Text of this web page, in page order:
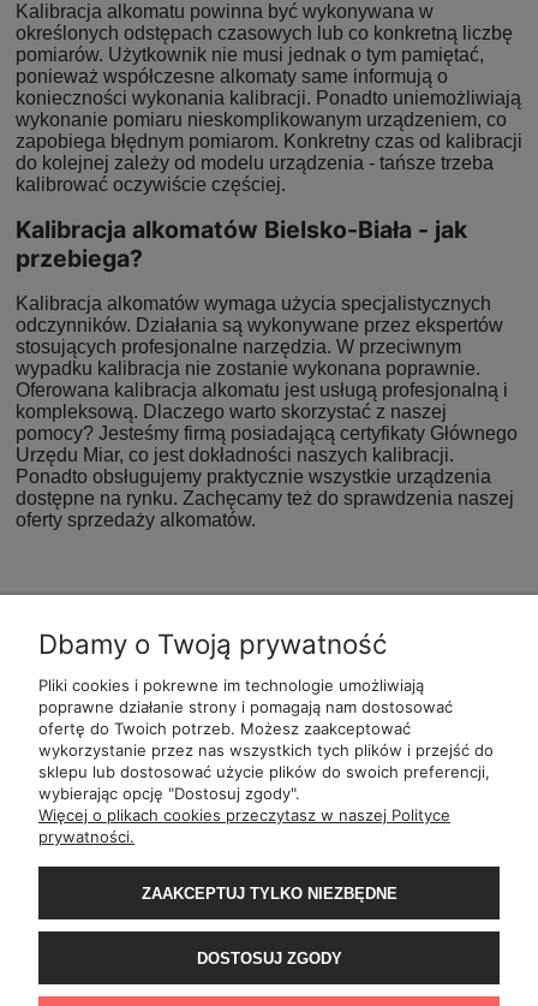
Kalibracja alkomatu powinna być wykonywana w
określonych odstępach czasowych lub co konkretną liczbę
pomiarów. Użytkownik nie musi jednak o tym pamiętać,
ponieważ współczesne alkomaty same informują o
konieczności wykonania kalibracji. Ponadto uniemożliwiają
wykonanie pomiaru nieskomplikowanym urządzeniem, co
zapobiega błędnym pomiarom. Konkretny czas od kalibracji
do kolejnej zależy od modelu urządzenia - tańsze trzeba
kalibrować oczywiście częściej.
Kalibracja alkomatów Bielsko-Biała - jak
przebiega?
Kalibracja alkomatów wymaga użycia specjalistycznych
odczynników. Działania są wykonywane przez ekspertów
stosujących profesjonalne narzędzia. W przeciwnym
wypadku kalibracja nie zostanie wykonana poprawnie.
Oferowana kalibracja alkomatu jest usługą profesjonalną i
kompleksową. Dlaczego warto skorzystać z naszej
pomocy? Jesteśmy firmą posiadającą certyfikaty Głównego
Urzędu Miar, co jest dokładności naszych kalibracji.
Ponadto obsługujemy praktycznie wszystkie urządzenia
dostępne na rynku. Zachęcamy też do sprawdzenia naszej
oferty sprzedaży alkomatów.
POMOC
POLECANE
ALKOMATY
BĄDŹ NA
BIEŻĄCO
ul.
Św. Filipa
Al.Jerozolimskie
Wały Piastowskie 1
ul.
ul.ul. 1-go Maja
ul.Franciszka z
ul.Wiertnicza
Dbamy o Twoją prywatność
Pliki cookies i pokrewne im technologie umożliwiają
poprawne działanie strony i pomagają nam dostosować
ofertę do Twoich potrzeb. Możesz zaakceptować
wykorzystanie przez nas wszystkich tych plików i przejść do
sklepu lub dostosować użycie plików do swoich preferencji,
wybierając opcję "Dostosuj zgody".
Więcej o plikach cookies przeczytasz w naszej Polityce
prywatności.
ZAAKCEPTUJ TYLKO NIEZBĘDNE
DOSTOSUJ ZGODY